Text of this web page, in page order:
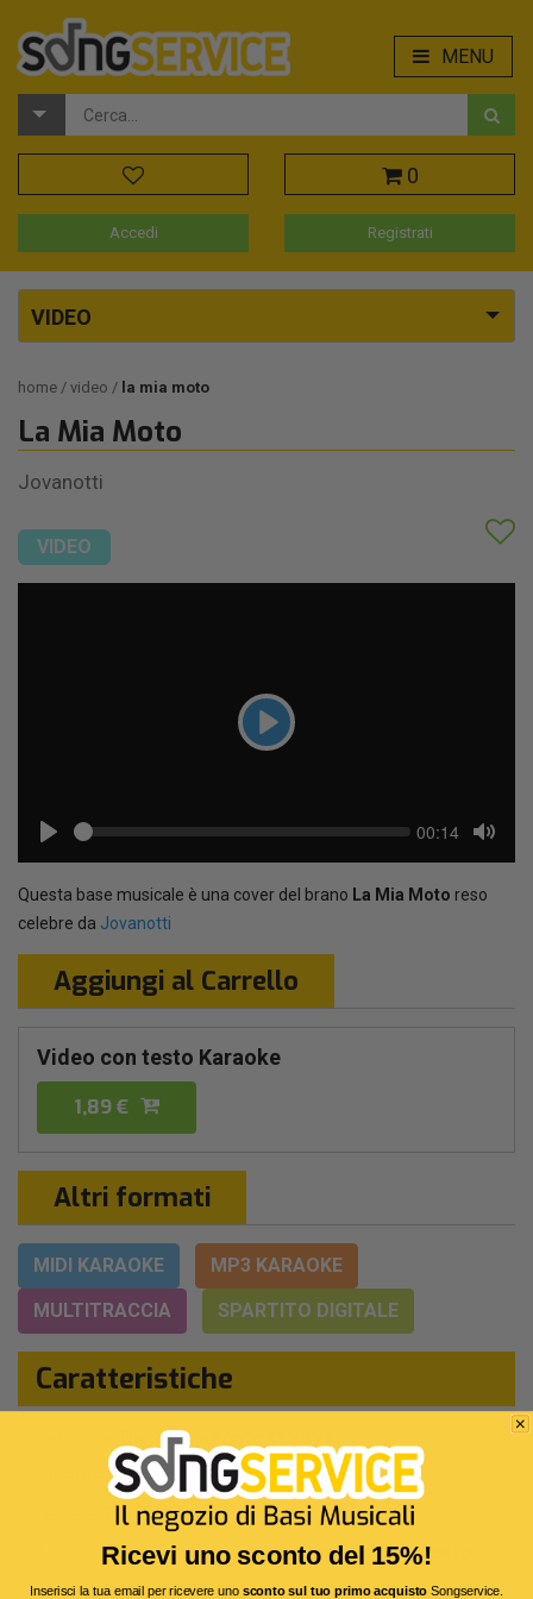
MENU
0
Accedi Registrati
VIDEO
home video la mia moto
La Mia Moto
Jovanotti
VIDEO
Play
Seek Current
00:14
Mute
Questa base musicale è una cover del brano La Mia Moto reso
celebre da Jovanotti
Aggiungi al Carrello
Video con testo Karaoke
1,89 €
Altri formati
MIDI KARAOKE
MP3 KARAOKE
MULTITRACCIA
SPARTITO DIGITALE
Caratteristiche
Da "la Mia Moto (1989)"
Interprete Originale:
Jovanotti
Pop Italiano
Jovanotti - L.Cersosimo - C.Cecchetto
Durata:4 Min 15 Sec
Ricevi uno sconto del 15%!
Inserisci la tua email per ricevere uno sconto sul tuo primo acquistoSongservice.